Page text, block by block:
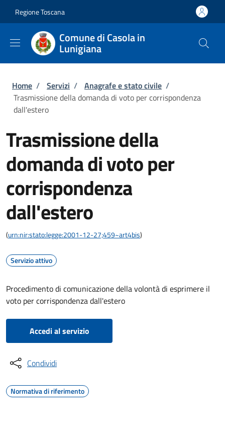
Regione Toscana
Comune di Casola in
Lunigiana
Briciole di pane
Home / Servizi / Anagrafe e stato civile /
Trasmissione della domanda di voto per corrispondenza
dall'estero
Trasmissione della
domanda di voto per
corrispondenza
dall'estero
(urn:nir:stato:legge:2001-12-27;459~art4bis)
Servizio attivo
Procedimento di comunicazione della volontà di esprimere il
voto per corrispondenza dall'estero
Accedi al servizio
Condividi
Normativa di riferimento